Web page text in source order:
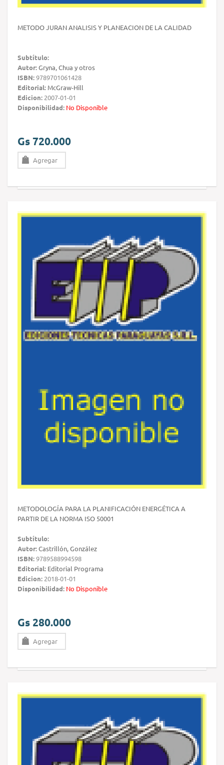
METODO JURAN ANALISIS Y PLANEACION DE LA CALIDAD
Subtítulo:
Autor:Gryna, Chua y otros
ISBN:9789701061428
Editorial: McGraw-Hill
Edicion: 2007-01-01
Disponibilidad: No Disponible
Gs 720.000
Agregar
METODOLOGÍA PARA LA PLANIFICACIÓN ENERGÉTICA A
PARTIR DE LA NORMA ISO 50001
Subtítulo:
Autor:Castrillón, González
ISBN:9789588994598
Editorial: Editorial Programa
Edicion: 2018-01-01
Disponibilidad: No Disponible
Gs 280.000
Agregar